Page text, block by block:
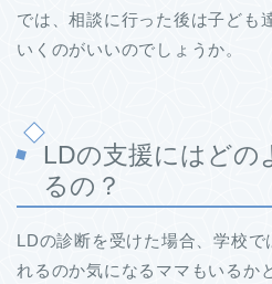
では、相談に行った後は子ども
いくのがいいのでしょうか。
LDの支援にはどの
るの？
LDの診断を受けた場合、学校
れるのか気になるママもいるか